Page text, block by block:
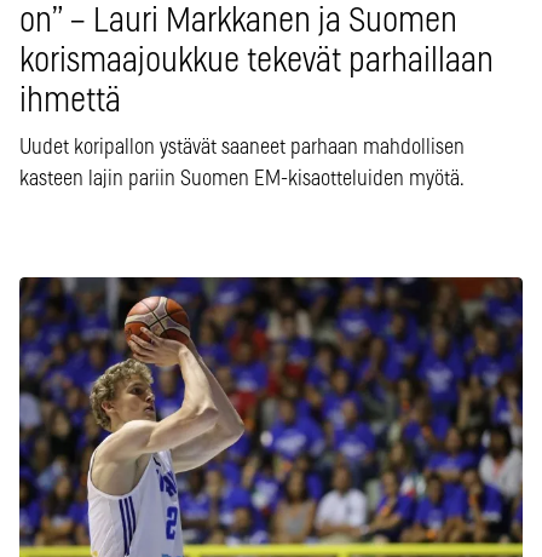
on” – Lauri Markkanen ja Suomen
korismaajoukkue tekevät parhaillaan
ihmettä
Uudet koripallon ystävät saaneet parhaan mahdollisen
kasteen lajin pariin Suomen EM-kisaotteluiden myötä.